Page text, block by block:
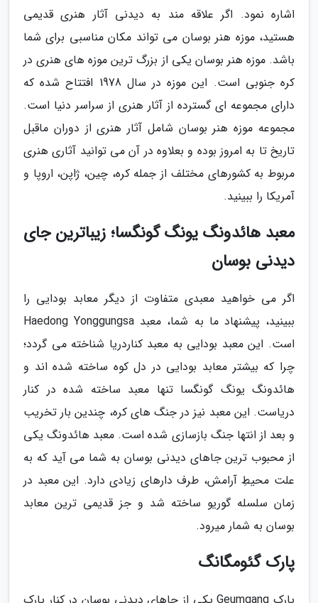
اشاره نمود. اگر علاقه مند به دیدنی آثار هنری قدیمی
هستید، موزه هنر بوسان می تواند مکان مناسبی برای شما
باشد. موزه هنر بوسان یکی از بزرگ ترین موزه های هنری در
کره جنوبی است. این موزه در سال 1978 افتتاح شده که
دارای مجموعه ای گسترده از آثار هنری از سراسر دنیا است.
مجموعه موزه هنر بوسان شامل آثار هنری از دوران ماقبل
تاریخ تا به امروز بوده و بعلاوه در آن می توانید آثاری هنری
مربوط به کشورهای مختلف از جمله کره، چین، ژاپن، اروپا و
آمریکا را ببینید.
معبد هائدونگ یونگ گونگسا؛ زیباترین جای
دیدنی بوسان
اگر می خواهید معبدی متفاوت از دیگر معابد بودایی را
ببینید، پیشنهاد ما به شما، معبد Haedong Yonggungsa
است. این معبد بودایی به معبد کناردریا شناخته می گردد؛
چرا که بیشتر معابد بودایی در دل کوه ساخته شده اند و
هائدونگ یونگ گونگسا تنها معبد ساخته شده در کنار
دریاست. این معبد نیز در جنگ های کره، چندین بار تخریب
و بعد از انتها جنگ بازسازی شده است. معبد هائدونگ یکی
از محبوب ترین جاهای دیدنی بوسان به شما می آید که به
علت محیطِ آرامش، طرف دارهای زیادی دارد. این معبد در
زمان سلسله گوریو ساخته شد و جز قدیمی ترین معابد
بوسان به شمار میرود.
پارک گئومگانگ